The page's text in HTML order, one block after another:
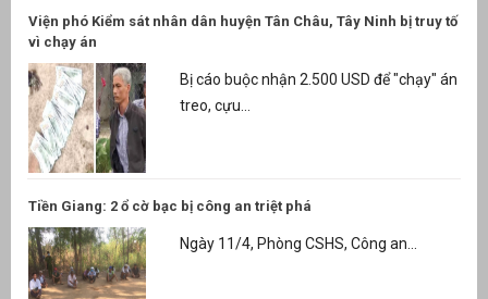
Viện phó Kiểm sát nhân dân huyện Tân Châu, Tây Ninh bị truy tố
vì chạy án
Bị cáo buộc nhận 2.500 USD để "chạy" án
treo, cựu...
Tiền Giang: 2 ổ cờ bạc bị công an triệt phá
Ngày 11/4, Phòng CSHS, Công an...